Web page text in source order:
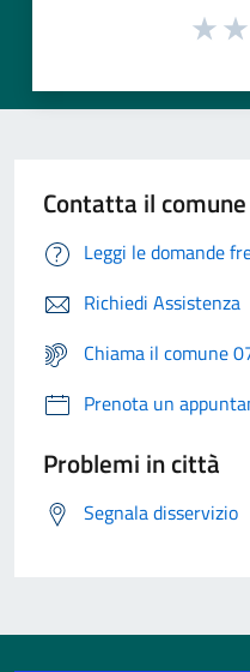
Contatta il comune
Leggi le domande
Richiedi Assistenza
Chiama il comune
Prenota un
Problemi in città
Segnala disservizio